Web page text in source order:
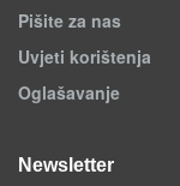
Pišite za nas
Uvjeti korištenja
Oglašavanje
Newsletter